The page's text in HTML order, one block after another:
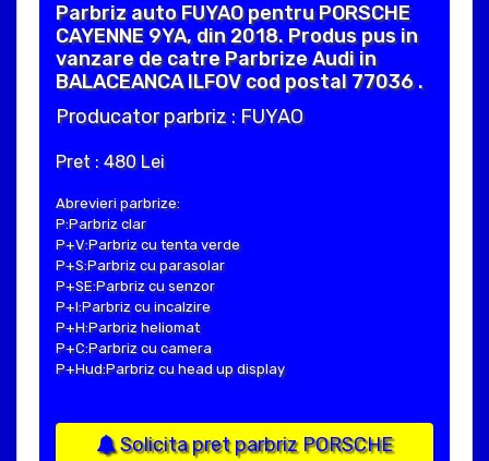
Parbriz auto FUYAO pentru PORSCHE
CAYENNE 9YA, din 2018. Produs pus in
vanzare de catre Parbrize Audi in
BALACEANCA ILFOV cod postal 77036 .
Producator parbriz : FUYAO
Pret : 480 Lei
Abrevieri parbrize:
P:Parbriz clar
P+V:Parbriz cu tenta verde
P+S:Parbriz cu parasolar
P+SE:Parbriz cu senzor
P+I:Parbriz cu incalzire
P+H:Parbriz heliomat
P+C:Parbriz cu camera
P+Hud:Parbriz cu head up display
Solicita pret parbriz PORSCHE